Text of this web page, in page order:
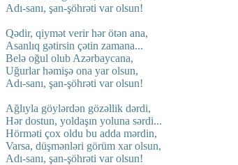
Adı-sanı, şan-şöhrəti var olsun!
Qədir, qiymət verir hər ötən ana,
Asanlıq gətirsin çətin zamana...
Belə oğul olub Azərbaycana,
Uğurlar həmişə ona yar olsun,
Adı-sanı, şan-şöhrəti var olsun!
Ağlıyla göylərdən gözəllik dərdi,
Hər dostun, yoldaşın yoluna sərdi...
Hörməti çox oldu bu adda mərdin,
Varsa, düşmənləri görüm xar olsun,
Adı-sanı, şan-şöhrəti var olsun!